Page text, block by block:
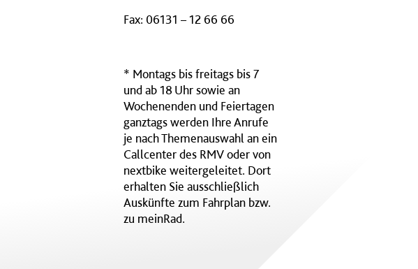
Fax: 06131 – 12 66 66
* Montags bis freitags bis 7
und ab 18 Uhr sowie an
Wochenenden und Feiertagen
ganztags werden Ihre Anrufe
je nach Themenauswahl an ein
Callcenter des RMV oder von
nextbike weitergeleitet. Dort
erhalten Sie ausschließlich
Auskünfte zum Fahrplan bzw.
zu meinRad.